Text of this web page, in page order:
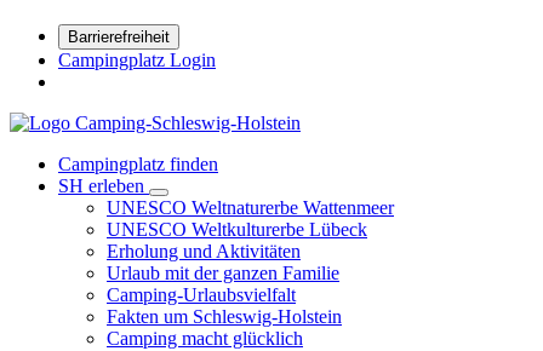
Barrierefreiheit
Campingplatz Login
Campingplatz finden
SH erleben
UNESCO Weltnaturerbe Wattenmeer
UNESCO Weltkulturerbe Lübeck
Erholung und Aktivitäten
Urlaub mit der ganzen Familie
Camping-Urlaubsvielfalt
Fakten um Schleswig-Holstein
Camping macht glücklich